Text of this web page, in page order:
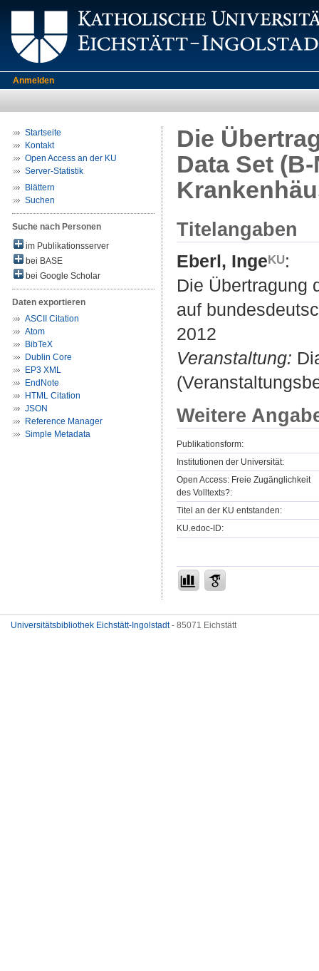
Anmelden
Startseite
Kontakt
Open Access an der KU
Server-Statistik
Blättern
Suchen
Suche nach Personen
im Publikationsserver
bei BASE
bei Google Scholar
Daten exportieren
ASCII Citation
Atom
BibTeX
Dublin Core
EP3 XML
EndNote
HTML Citation
JSON
Reference Manager
Simple Metadata
Die
Data Set
Titelangaben
Eberl, Inge
:
Die Übertragung
auf
2012
Veranstaltung:
Weitere
Publikationsform:
Institutionen der Universität:
Open Access: Freie Zugänglichkeit
des Volltexts?:
Titel an der KU entstanden:
KU.edoc-ID:
Universitätsbibliothek Eichstätt-Ingolstadt- 85071 Eichstätt